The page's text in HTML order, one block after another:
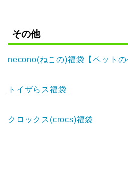
その他
necono(ねこの)福袋【ペットの
トイザらス福袋
クロックス(crocs)福袋